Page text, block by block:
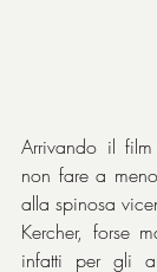
Arrivando il
non fare a
alla spinosa
Kercher, forse
infatti per gli